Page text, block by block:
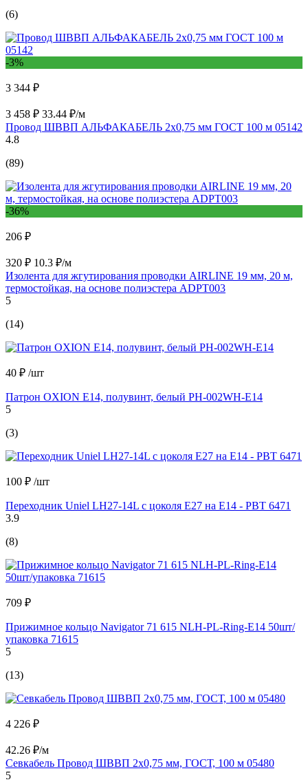
(6)
-3%
3 344 ₽
3 458 ₽ 33.44 ₽/м
Провод ШВВП АЛЬФАКАБЕЛЬ 2х0,75 мм ГОСТ 100 м 05142
4.8
(89)
-36%
206 ₽
320 ₽ 10.3 ₽/м
Изолента для жгутирования проводки AIRLINE 19 мм, 20 м,
термостойкая, на основе полиэстера ADPT003
5
(14)
40 ₽ /шт
Патрон OXION Е14, полувинт, белый PH-002WH-E14
5
(3)
100 ₽ /шт
Переходник Uniel LH27-14L с цоколя Е27 на Е14 - PBT 6471
3.9
(8)
709 ₽
Прижимное кольцо Navigator 71 615 NLH-PL-Ring-E14 50шт/
упаковка 71615
5
(13)
4 226 ₽
42.26 ₽/м
Севкабель Провод ШВВП 2х0,75 мм, ГОСТ, 100 м 05480
5